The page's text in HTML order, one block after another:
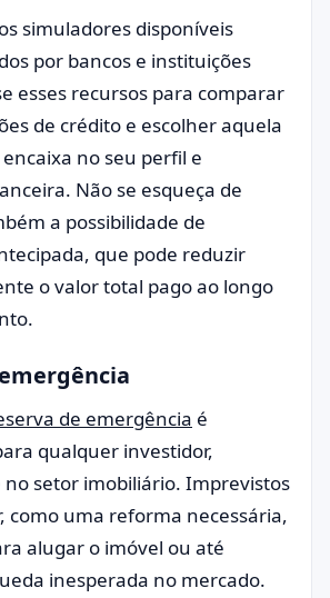
simuladores disponíveis
por bancos e instituições
esses recursos para comparar
de crédito e escolher aquela
no seu perfil e
Não se esqueça de
a possibilidade de
que pode reduzir
o valor total pago ao longo
de emergência é
qualquer investidor,
no setor imobiliário. Imprevistos
como uma reforma necessária,
alugar o imóvel ou até
inesperada no mercado.